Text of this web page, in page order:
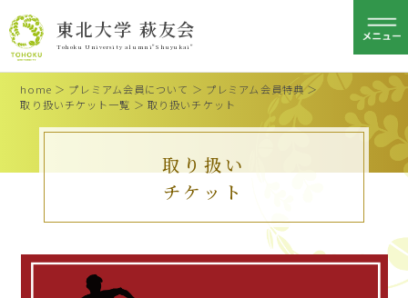
東北大学 萩友会
Tohoku University alumni"Shuyukai"
home ＞ プレミアム会員について ＞ プレミアム会員特典 ＞
取り扱いチケット一覧 ＞ 取り扱いチケット
取り扱い
チケット